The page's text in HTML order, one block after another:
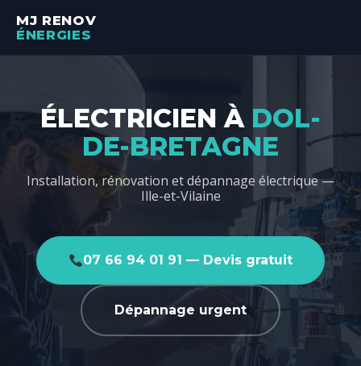
MJ RENOV
ÉNERGIES
ÉLECTRICIEN À DOL-
DE-BRETAGNE
Installation, rénovation et dépannage électrique —
Ille-et-Vilaine
07 66 94 01 91 — Devis gratuit
Dépannage urgent